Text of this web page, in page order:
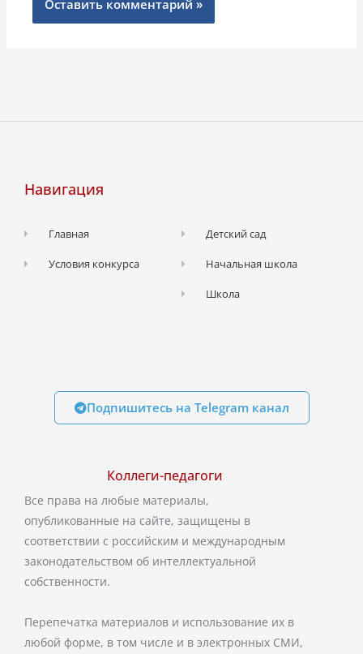
Навигация
Главная
Условия конкурса
Детский сад
Начальная школа
Школа
Подпишитесь на Telegram канал
Коллеги-педагоги
Все права на любые материалы,
опубликованные на сайте, защищены в
соответствии с российским и международным
законодательством об интеллектуальной
собственности.
Перепечатка материалов и использование их в
любой форме, в том числе и в электронных СМИ,